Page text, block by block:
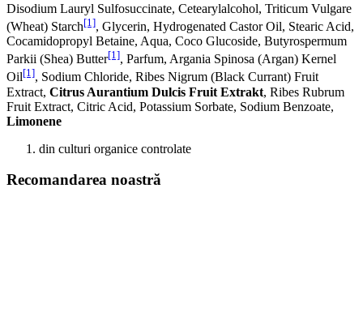
Disodium Lauryl Sulfosuccinate, Cetearylalcohol, Triticum Vulgare
(Wheat) Starch[1], Glycerin, Hydrogenated Castor Oil, Stearic Acid,
Cocamidopropyl Betaine, Aqua, Coco Glucoside, Butyrospermum
Parkii (Shea) Butter[1], Parfum, Argania Spinosa (Argan) Kernel
Oil[1], Sodium Chloride, Ribes Nigrum (Black Currant) Fruit
Extract, Citrus Aurantium Dulcis Fruit Extrakt, Ribes Rubrum
Fruit Extract, Citric Acid, Potassium Sorbate, Sodium Benzoate,
Limonene
din culturi organice controlate
Recomandarea noastră